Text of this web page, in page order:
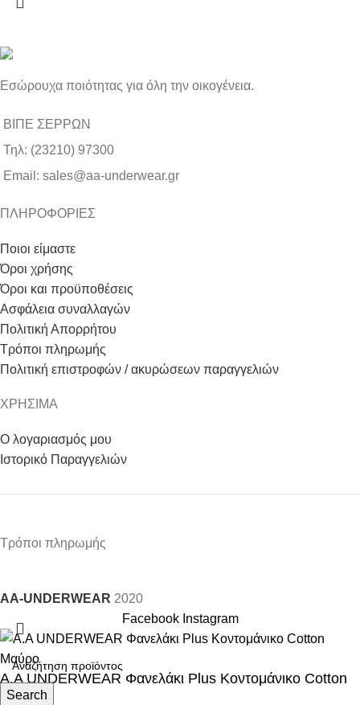
Εσώρουχα ποιότητας για όλη την οικογένεια.
ΒΙΠΕ ΣΕΡΡΩΝ
Τηλ: (23210) 97300
Email: sales@aa-underwear.gr
ΠΛΗΡΟΦΟΡΙΕΣ
Ποιοι είμαστε
Όροι χρήσης
Όροι και προϋποθέσεις
Ασφάλεια συναλλαγών
Πολιτική Απορρήτου
Τρόποι πληρωμής
Πολιτική επιστροφών / ακυρώσεων παραγγελιών
ΧΡΗΣΙΜΑ
Ο λογαριασμός μου
Ιστορικό Παραγγελιών
Τρόποι πληρωμής
AA-UNDERWEAR 2020
Search
Facebook Instagram
A.A UNDERWEAR Φανελάκι Plus Κοντομάνικο Cotton
Μαύρο